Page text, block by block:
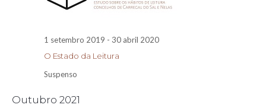
O Estado da Leitura
1 setembro 2019 - 30 abril 2020
Suspenso
Outubro 2021